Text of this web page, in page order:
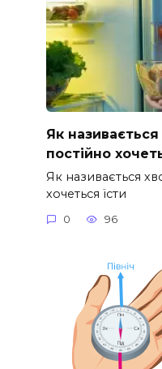
Як
постійно
Як називається
хочеться їсти
0 96